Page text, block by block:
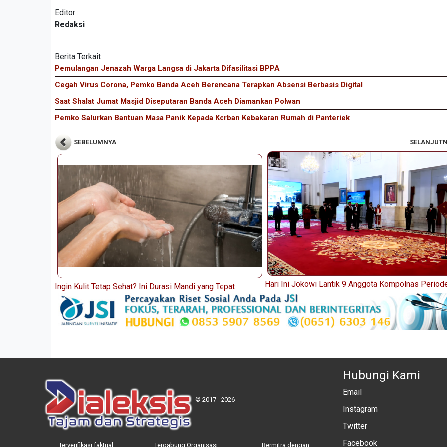
Editor :
Redaksi
Berita Terkait
Pemulangan Jenazah Warga Langsa di Jakarta Difasilitasi BPPA
Cegah Virus Corona, Pemko Banda Aceh Berencana Terapkan Absensi Berbasis Digital
Saat Shalat Jumat Masjid Diseputaran Banda Aceh Diamankan Polwan
Pemko Salurkan Bantuan Masa Panik Kepada Korban Kebakaran Rumah di Panteriek
SEBELUMNYA
Ingin Kulit Tetap Sehat? Ini Durasi Mandi yang Tepat Hari Ini Jokowi Lantik 9 Anggota Kompolnas
© 2017 - 2026
Terverifikasi faktual Tergabung Organisasi Bermitra dengan
Hubungi Kami
Email
Instagram
Twitter
Facebook